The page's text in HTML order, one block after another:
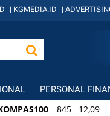
| KGMEDIA.ID |
PERSONAL
845 12,09